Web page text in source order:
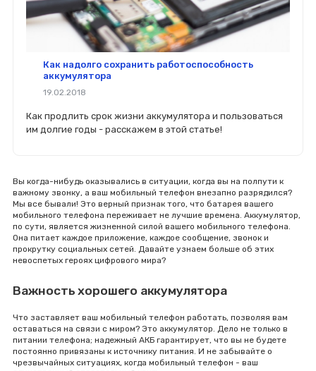
Как надолго сохранить работоспособность
аккумулятора
19.02.2018
Как продлить срок жизни аккумулятора и пользоваться
им долгие годы - расскажем в этой статье!
Вы когда-нибудь оказывались в ситуации, когда вы на полпути к
важному звонку, а ваш мобильный телефон внезапно разрядился?
Мы все бывали! Это верный признак того, что батарея вашего
мобильного телефона переживает не лучшие времена. Аккумулятор,
по сути, является жизненной силой вашего мобильного телефона.
Она питает каждое приложение, каждое сообщение, звонок и
прокрутку социальных сетей. Давайте узнаем больше об этих
невоспетых героях цифрового мира?
Важность хорошего аккумулятора
Что заставляет ваш мобильный телефон работать, позволяя вам
оставаться на связи с миром? Это аккумулятор. Дело не только в
питании телефона; надежный АКБ гарантирует, что вы не будете
постоянно привязаны к источнику питания. И не забывайте о
чрезвычайных ситуациях, когда мобильный телефон - ваш